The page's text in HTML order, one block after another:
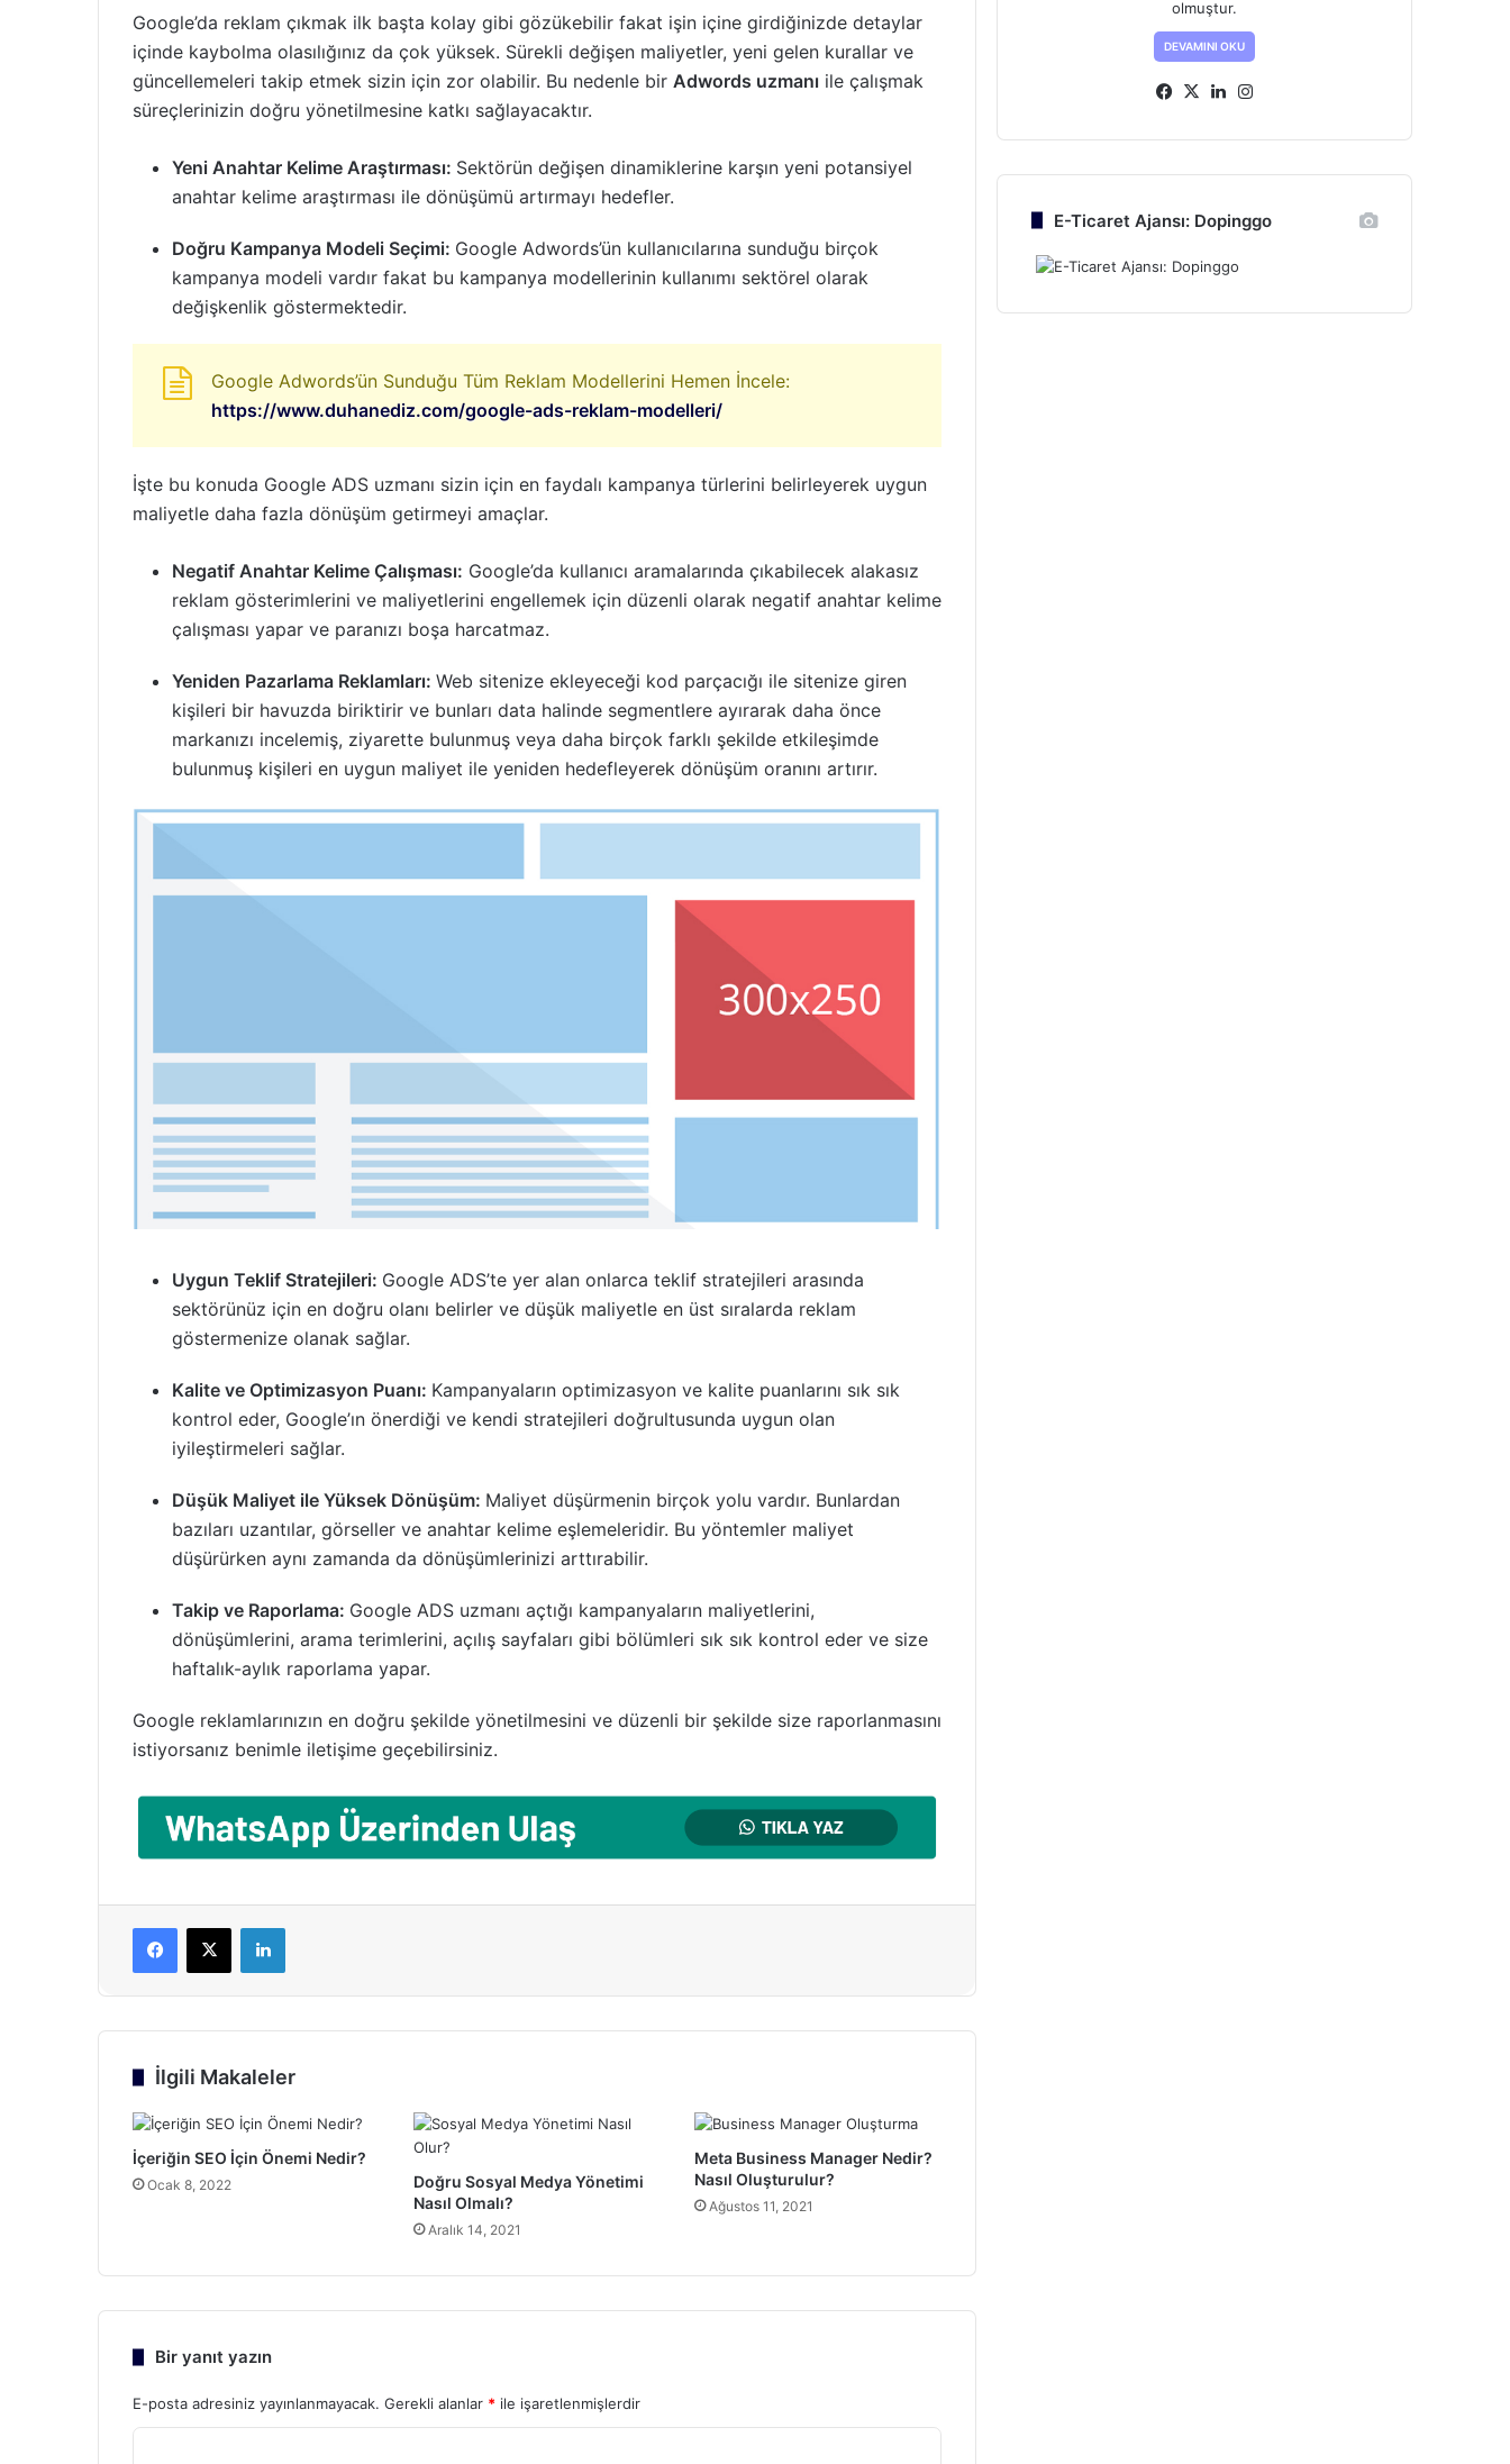
Google’da reklam çıkmak ilk başta kolay gibi gözükebilir fakat işin içine girdiğinizde detaylar
içinde kaybolma olasılığınız da çok yüksek. Sürekli değişen maliyetler, yeni gelen kurallar ve
güncellemeleri takip etmek sizin için zor olabilir. Bu nedenle bir Adwords uzmanı ile çalışmak
süreçlerinizin doğru yönetilmesine katkı sağlayacaktır.
Yeni Anahtar Kelime Araştırması: Sektörün değişen dinamiklerine karşın yeni potansiyel
anahtar kelime araştırması ile dönüşümü artırmayı hedefler.
Doğru Kampanya Modeli Seçimi: Google Adwords’ün kullanıcılarına sunduğu birçok
kampanya modeli vardır fakat bu kampanya modellerinin kullanımı sektörel olarak
değişkenlik göstermektedir.
Google Adwords’ün Sunduğu Tüm Reklam Modellerini Hemen İncele:
https://www.duhanediz.com/google-ads-reklam-modelleri/
İşte bu konuda Google ADS uzmanı sizin için en faydalı kampanya türlerini belirleyerek uygun
maliyetle daha fazla dönüşüm getirmeyi amaçlar.
Negatif Anahtar Kelime Çalışması: Google’da kullanıcı aramalarında çıkabilecek alakasız
reklam gösterimlerini ve maliyetlerini engellemek için düzenli olarak negatif anahtar kelime
çalışması yapar ve paranızı boşa harcatmaz.
Yeniden Pazarlama Reklamları: Web sitenize ekleyeceği kod parçacığı ile sitenize giren
kişileri bir havuzda biriktirir ve bunları data halinde segmentlere ayırarak daha önce
markanızı incelemiş, ziyarette bulunmuş veya daha birçok farklı şekilde etkileşimde
bulunmuş kişileri en uygun maliyet ile yeniden hedefleyerek dönüşüm oranını artırır.
Uygun Teklif Stratejileri: Google ADS’te yer alan onlarca teklif stratejileri arasında
sektörünüz için en doğru olanı belirler ve düşük maliyetle en üst sıralarda reklam
göstermenize olanak sağlar.
Kalite ve Optimizasyon Puanı: Kampanyaların optimizasyon ve kalite puanlarını sık sık
kontrol eder, Google’ın önerdiği ve kendi stratejileri doğrultusunda uygun olan
iyileştirmeleri sağlar.
Düşük Maliyet ile Yüksek Dönüşüm: Maliyet düşürmenin birçok yolu vardır. Bunlardan
bazıları uzantılar, görseller ve anahtar kelime eşlemeleridir. Bu yöntemler maliyet
düşürürken aynı zamanda da dönüşümlerinizi arttırabilir.
Takip ve Raporlama: Google ADS uzmanı açtığı kampanyaların maliyetlerini,
dönüşümlerini, arama terimlerini, açılış sayfaları gibi bölümleri sık sık kontrol eder ve size
haftalık-aylık raporlama yapar.
Google reklamlarınızın en doğru şekilde yönetilmesini ve düzenli bir şekilde size raporlanmasını
istiyorsanız benimle iletişime geçebilirsiniz.
İlgili Makaleler
İçeriğin SEO İçin Önemi Nedir?
Ocak 8, 2022
Doğru Sosyal Medya Yönetimi
Nasıl Olmalı?
Aralık 14, 2021
Meta Business Manager Nedir?
Nasıl Oluşturulur?
Ağustos 11, 2021
Bir yanıt yazın
E-posta adresiniz yayınlanmayacak. Gerekli alanlar * ile işaretlenmişlerdir
olmuştur.
DEVAMINI OKU
Fa
bo
ok
X
Lin
dIn ra
m
E-Ticaret Ajansı: Dopinggo